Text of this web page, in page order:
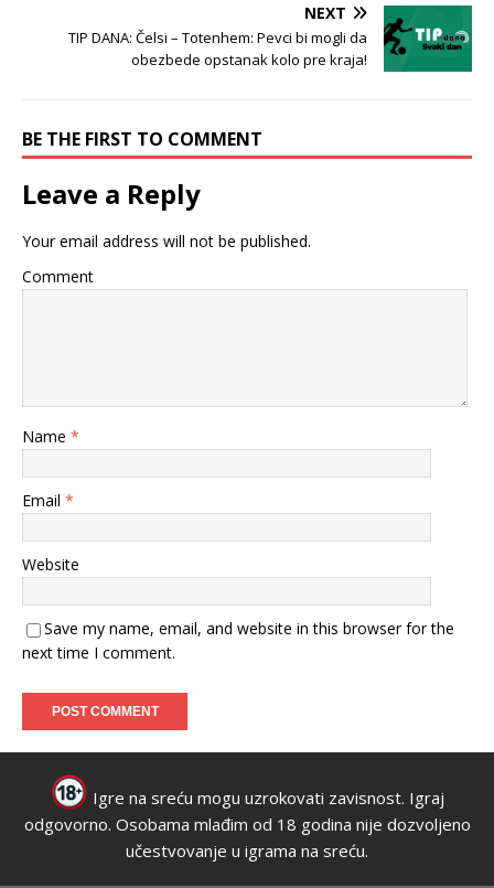
NEXT
TIP DANA: Čelsi – Totenhem: Pevci bi mogli da
obezbede opstanak kolo pre kraja!
BE THE FIRST TO COMMENT
Leave a Reply
Your email address will not be published.
Comment
Name *
Email *
Website
Save my name, email, and website in this browser for the
next time I comment.
Igre na sreću mogu uzrokovati zavisnost. Igraj
odgovorno. Osobama mlađim od 18 godina nije dozvoljeno
učestvovanje u igrama na sreću.